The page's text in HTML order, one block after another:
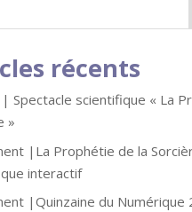
récents
Spectacle scientifique « La
»
|La Prophétie de la
interactif
|Quinzaine du Numérique